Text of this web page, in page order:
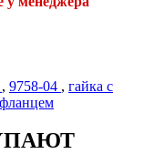
, 9758-04 , гайка с
фланцем